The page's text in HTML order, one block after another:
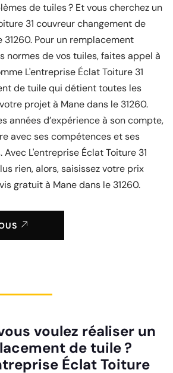
de tuiles ? Et vous cherchez un
31 couvreur changement de
31260. Pour un remplacement
normes de vos tuiles, faites appel à
L'entreprise Éclat Toiture 31
de tuile qui détient toutes les
projet à Mane dans le 31260.
années d’expérience à son compte,
avec ses compétences et ses
L'entreprise Éclat Toiture 31
rien, alors, saisissez votre prix
gratuit à Mane dans le 31260.
voulez réaliser un
de tuile ?
Éclat Toiture